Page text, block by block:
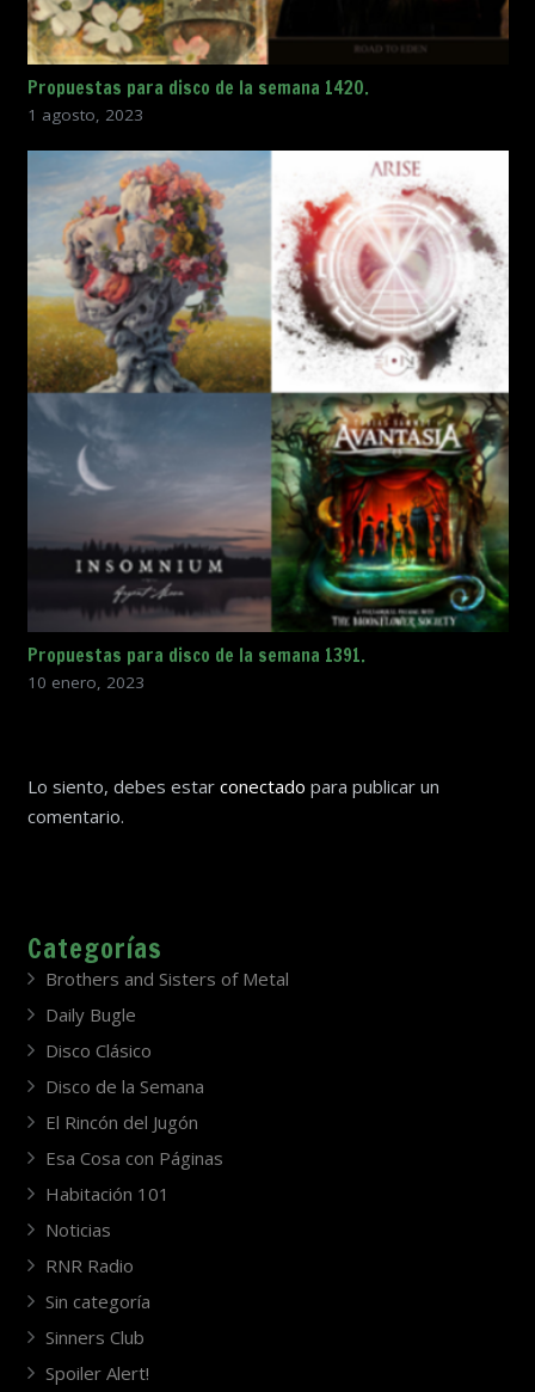
Propuestas para disco de la semana 1420.
1 agosto, 2023
Propuestas para disco de la semana 1391.
10 enero, 2023
Lo siento, debes estar conectado para publicar un
comentario.
Categorías
Brothers and Sisters of Metal
Daily Bugle
Disco Clásico
Disco de la Semana
El Rincón del Jugón
Esa Cosa con Páginas
Habitación 101
Noticias
RNR Radio
Sin categoría
Sinners Club
Spoiler Alert!